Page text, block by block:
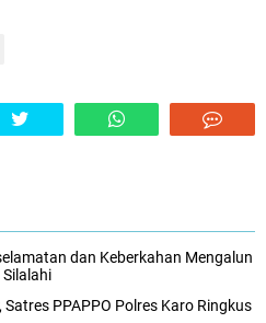
dan Keberkahan Mengalun
Satres PPAPPO Polres Karo Ringkus